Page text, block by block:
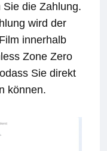
die Zahlung.
wird der
innerhalb
Zone Zero
Sie direkt
können.